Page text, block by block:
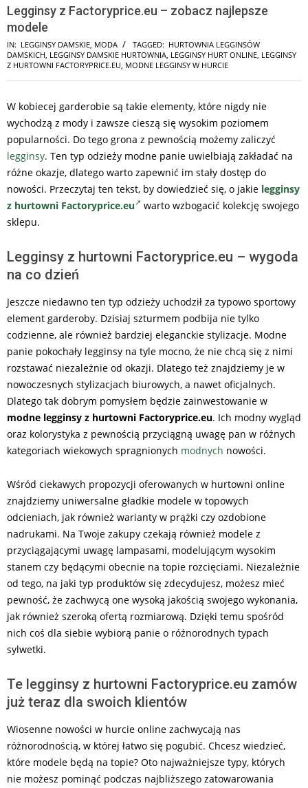
Legginsy z Factoryprice.eu – zobacz najlepsze
modele
IN: LEGGINSY DAMSKIE MODA TAGGED: HURTOWNIA LEGGINSÓW
DAMSKICH LEGGINSY DAMSKIE HURTOWNIA LEGGINSY HURT ONLINE LEGGINSY
Z HURTOWNI FACTORYPRICE.EU MODNE LEGGINSY W HURCIE
W kobiecej garderobie są takie elementy, które nigdy nie
wychodzą z mody i zawsze cieszą się wysokim poziomem
popularności. Do tego grona z pewnością możemy zaliczyć
legginsy. Ten typ odzieży modne panie uwielbiają zakładać na
różne okazje, dlatego warto zapewnić im stały dostęp do
nowości. Przeczytaj ten tekst, by dowiedzieć się, o jakie legginsy
z hurtowni Factoryprice.eu
warto wzbogacić kolekcję swojego
sklepu.
Legginsy z hurtowni Factoryprice.eu – wygoda
na co dzień
Jeszcze niedawno ten typ odzieży uchodził za typowo sportowy
element garderoby. Dzisiaj szturmem podbija nie tylko
codzienne, ale również bardziej eleganckie stylizacje. Modne
panie pokochały legginsy na tyle mocno, że nie chcą się z nimi
rozstawać niezależnie od okazji. Dlatego też znajdziemy je w
nowoczesnych stylizacjach biurowych, a nawet oficjalnych.
Dlatego tak dobrym pomysłem będzie zainwestowanie w
modne legginsy z hurtowni Factoryprice.eu. Ich modny wygląd
oraz kolorystyka z pewnością przyciągną uwagę pan w różnych
kategoriach wiekowych spragnionych modnych nowości.
Wśród ciekawych propozycji oferowanych w hurtowni online
znajdziemy uniwersalne gładkie modele w topowych
odcieniach, jak również warianty w prążki czy ozdobione
nadrukami. Na Twoje zakupy czekają również modele z
przyciągającymi uwagę lampasami, modelującym wysokim
stanem czy będącymi obecnie na topie rozcięciami. Niezależnie
od tego, na jaki typ produktów się zdecydujesz, możesz mieć
pewność, że zachwycą one wysoką jakością swojego wykonania,
jak również szeroką ofertą rozmiarową. Dzięki temu spośród
nich coś dla siebie wybiorą panie o różnorodnych typach
sylwetki.
Te legginsy z hurtowni Factoryprice.eu zamów
już teraz dla swoich klientów
Wiosenne nowości w hurcie online zachwycają nas
różnorodnością, w której łatwo się pogubić. Chcesz wiedzieć,
które modele będą na topie? Oto najważniejsze typy, których
nie możesz pominąć podczas najbliższego zatowarowania